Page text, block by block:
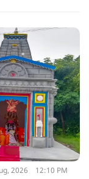
2026 12:10 PM